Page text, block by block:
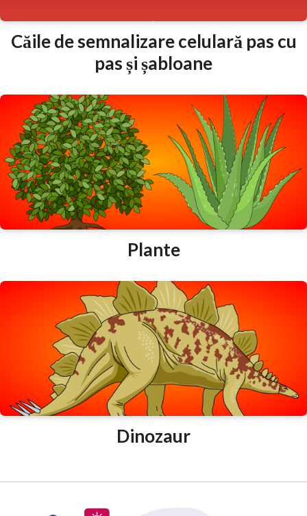
Căile de semnalizare celulară pas cu
pas și șabloane
Plante
Dinozaur